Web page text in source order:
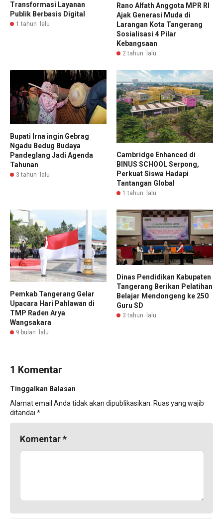
Transformasi Layanan
Publik Berbasis Digital
1 tahun lalu
Rano Alfath Anggota MPR RI
Ajak Generasi Muda di
Larangan Kota Tangerang
Sosialisasi 4 Pilar
Kebangsaan
2 tahun lalu
Bupati Irna ingin Gebrag
Ngadu Bedug Budaya
Pandeglang Jadi Agenda
Tahunan
3 tahun lalu
Cambridge Enhanced di
BINUS SCHOOL Serpong,
Perkuat Siswa Hadapi
Tantangan Global
1 tahun lalu
Pemkab Tangerang Gelar
Upacara Hari Pahlawan di
TMP Raden Arya
Wangsakara
9 bulan lalu
Dinas Pendidikan Kabupaten
Tangerang Berikan Pelatihan
Belajar Mendongeng ke 250
Guru SD
3 tahun lalu
1 Komentar
Tinggalkan Balasan
Alamat email Anda tidak akan dipublikasikan. Ruas yang wajib
ditandai *
Komentar*